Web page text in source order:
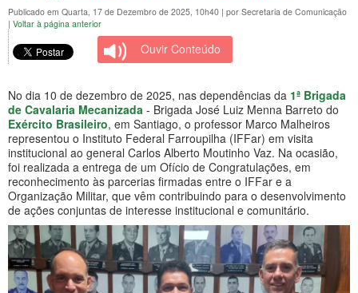
Publicado em Quarta, 17 de Dezembro de 2025, 10h40 | por Secretaria de Comunicação
| Voltar à página anterior
Ouvir Conteúdo
No dia 10 de dezembro de 2025, nas dependências da 1ª Brigada
de Cavalaria Mecanizada - Brigada José Luiz Menna Barreto do
Exército Brasileiro, em Santiago, o professor Marco Malheiros
representou o Instituto Federal Farroupilha (IFFar) em visita
institucional ao general Carlos Alberto Moutinho Vaz. Na ocasião,
foi realizada a entrega de um Ofício de Congratulações, em
reconhecimento às parcerias firmadas entre o IFFar e a
Organização Militar, que vêm contribuindo para o desenvolvimento
de ações conjuntas de interesse institucional e comunitário.